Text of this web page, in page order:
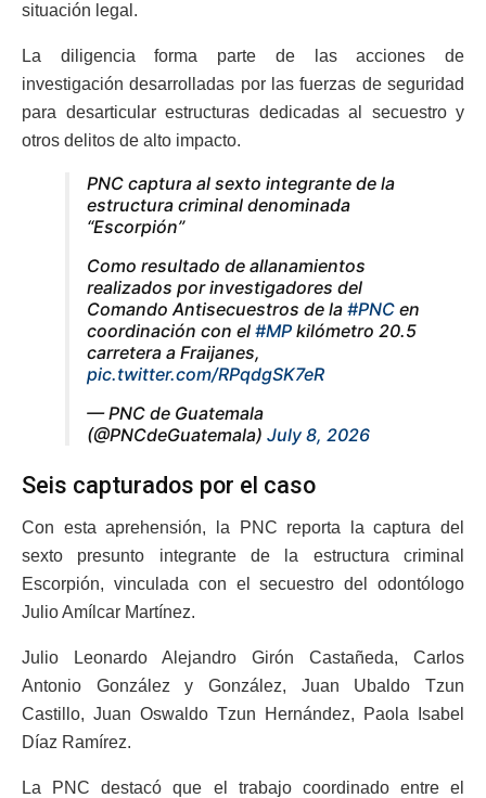
situación legal.
La diligencia forma parte de las acciones de
investigación desarrolladas por las fuerzas de seguridad
para desarticular estructuras dedicadas al secuestro y
otros delitos de alto impacto.
PNC captura al sexto integrante de la
estructura criminal denominada
“Escorpión”
Como resultado de allanamientos
realizados por investigadores del
Comando Antisecuestros de la #PNC en
coordinación con el #MP kilómetro 20.5
carretera a Fraijanes,
pic.twitter.com/RPqdgSK7eR
— PNC de Guatemala
(@PNCdeGuatemala) July 8, 2026
Seis capturados por el caso
Con esta aprehensión, la PNC reporta la captura del
sexto presunto integrante de la estructura criminal
Escorpión, vinculada con el secuestro del odontólogo
Julio Amílcar Martínez.
Julio Leonardo Alejandro Girón Castañeda, Carlos
Antonio González y González, Juan Ubaldo Tzun
Castillo, Juan Oswaldo Tzun Hernández, Paola Isabel
Díaz Ramírez.
La PNC destacó que el trabajo coordinado entre el